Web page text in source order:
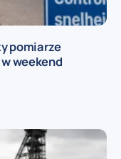
pomiarze
weekend